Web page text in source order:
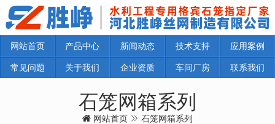
网站首页 产品中心 新闻动态 技术支持 应用案例
常见问题 关于我们 企业资质 车间厂房 联系我们
石笼网箱系列
网站首页 石笼网箱系列